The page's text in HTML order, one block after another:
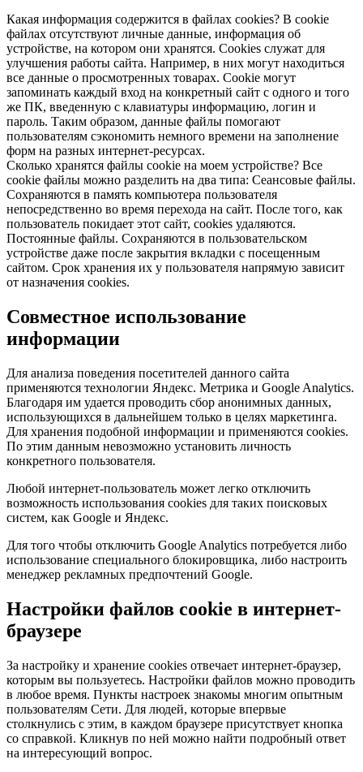
Какая информация содержится в файлах cookies? В cookie
файлах отсутствуют личные данные, информация об
устройстве, на котором они хранятся. Cookies служат для
улучшения работы сайта. Например, в них могут находиться
все данные о просмотренных товарах. Cookie могут
запоминать каждый вход на конкретный сайт с одного и того
же ПК, введенную с клавиатуры информацию, логин и
пароль. Таким образом, данные файлы помогают
пользователям сэкономить немного времени на заполнение
форм на разных интернет-ресурсах.
Сколько хранятся файлы cookie на моем устройстве? Все
cookie файлы можно разделить на два типа: Сеансовые файлы.
Сохраняются в память компьютера пользователя
непосредственно во время перехода на сайт. После того, как
пользователь покидает этот сайт, cookies удаляются.
Постоянные файлы. Сохраняются в пользовательском
устройстве даже после закрытия вкладки с посещенным
сайтом. Срок хранения их у пользователя напрямую зависит
от назначения cookies.
Совместное использование
информации
Для анализа поведения посетителей данного сайта
применяются технологии Яндекс. Метрика и Google Analytics.
Благодаря им удается проводить сбор анонимных данных,
использующихся в дальнейшем только в целях маркетинга.
Для хранения подобной информации и применяются cookies.
По этим данным невозможно установить личность
конкретного пользователя.
Любой интернет-пользователь может легко отключить
возможность использования cookies для таких поисковых
систем, как Google и Яндекс.
Для того чтобы отключить Google Analytics потребуется либо
использование специального блокировщика, либо настроить
менеджер рекламных предпочтений Google.
Настройки файлов cookie в интернет-
браузере
За настройку и хранение cookies отвечает интернет-браузер,
которым вы пользуетесь. Настройки файлов можно проводить
в любое время. Пункты настроек знакомы многим опытным
пользователям Сети. Для людей, которые впервые
столкнулись с этим, в каждом браузере присутствует кнопка
со справкой. Кликнув по ней можно найти подробный ответ
на интересующий вопрос.